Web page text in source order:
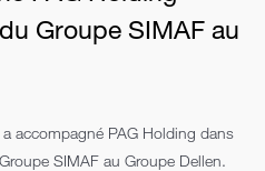
Groupe SIMAF au
accompagné PAG Holding dans
SIMAF au Groupe Dellen.